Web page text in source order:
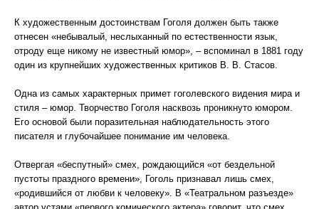
К художественным достоинствам Гоголя должен быть также
отнесен «небывалый, неслыханный по естественности язык,
отроду еще никому не известный юмор», – вспоминал в 1881 году
один из крупнейших художественных критиков В. В. Стасов.
Одна из самых характерных примет гоголевского видения мира и
стиля – юмор. Творчество Гоголя насквозь проникнуто юмором.
Его основой были поразительная наблюдательность этого
писателя и глубочайшее понимание им человека.
Отвергая «беспутный» смех, рождающийся «от бездельной
пустоты праздного времени», Гоголь признавал лишь смех,
«родившийся от любви к человеку». В «Театральном разъезде»